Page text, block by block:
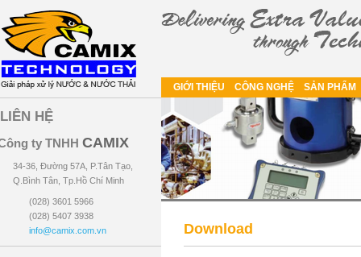
GIỚI THIỆU CÔNG NGHỆ SẢN PHẨM
LIÊN HỆ
ty TNHH CAMIX
34-36, Đường 57A, P.Tân Tạo,
Q.Bình Tân, Tp.Hồ Chí Minh
(028) 3601 5966
(028) 5407 3938
info@camix.com.vn
Download